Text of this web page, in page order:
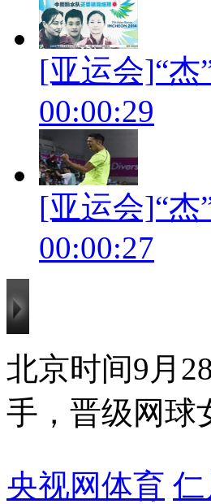
[亚运会]“杰
00:00:29
[亚运会]“
00:00:27
北京时间9月
手，晋级网球
央视网体育